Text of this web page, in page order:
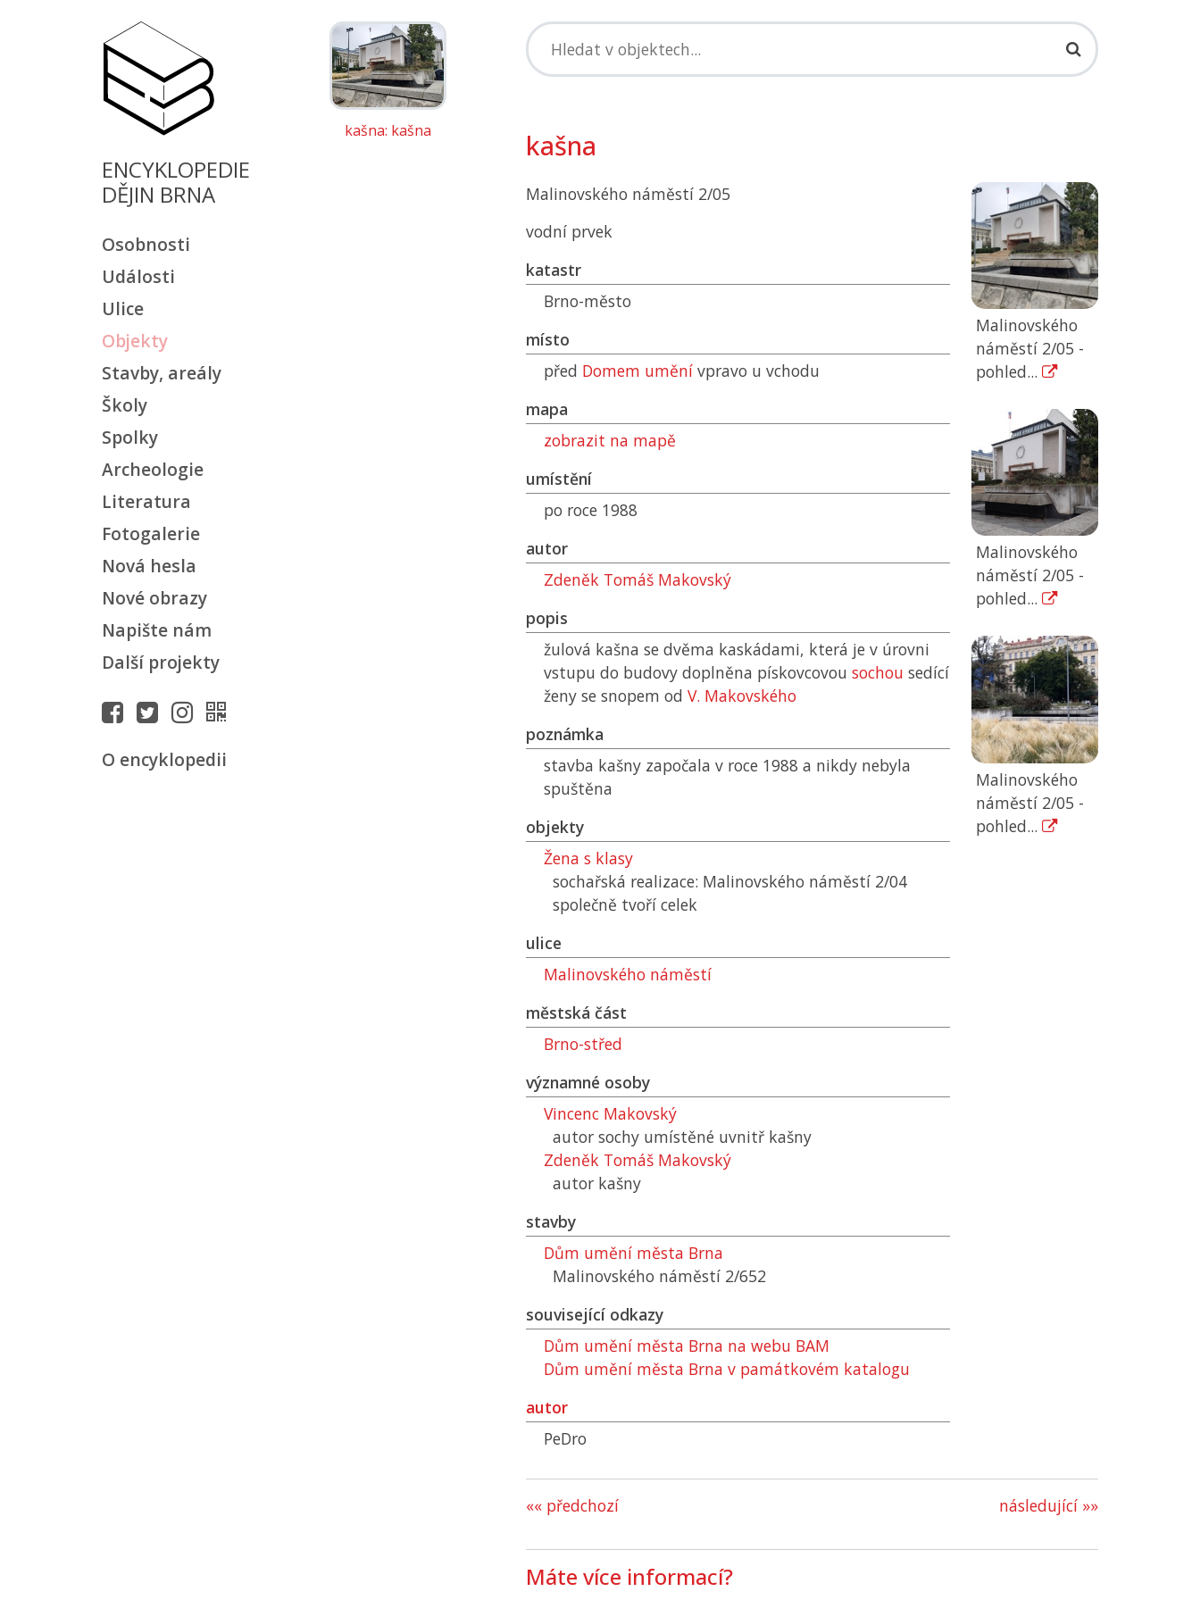
ENCYKLOPEDIE
DĚJIN BRNA
Osobnosti
Události
Ulice
Objekty
Stavby, areály
Školy
Spolky
Archeologie
Literatura
Fotogalerie
Nová hesla
Nové obrazy
Napište nám
Další projekty
O encyklopedii
kašna: kašna kašna
Malinovského náměstí 2/05
vodní prvek
katastr
Brno-město
místo
před Domem umění vpravo u vchodu
mapa
zobrazit na mapě
umístění
po roce 1988
autor
Zdeněk Tomáš Makovský
popis
žulová kašna se dvěma kaskádami, která je v úrovni
vstupu do budovy doplněna pískovcovou sochou sedící
ženy se snopem od V. Makovského
poznámka
stavba kašny započala v roce 1988 a nikdy nebyla
spuštěna
objekty
Žena s klasy
sochařská realizace: Malinovského náměstí 2/04
společně tvoří celek
ulice
Malinovského náměstí
městská část
Brno-střed
významné osoby
Vincenc Makovský
autor sochy umístěné uvnitř kašny
Zdeněk Tomáš Makovský
autor kašny
stavby
Dům umění města Brna
Malinovského náměstí 2/652
související odkazy
Dům umění města Brna na webu BAM
Dům umění města Brna v památkovém katalogu
autor
PeDro
Malinovského
náměstí 2/05 -
pohled...
Malinovského
náměstí 2/05 -
pohled...
Malinovského
náměstí 2/05 -
pohled...
«« předchozí následující »»
Máte více informací?